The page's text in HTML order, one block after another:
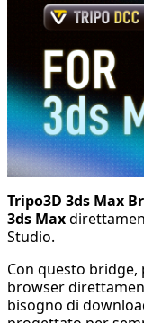
Tripo3D 3ds Max
3ds Max
Studio.
Con questo
browser
bisogno di